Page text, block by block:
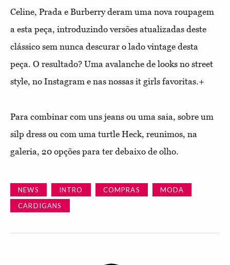
Celine, Prada e Burberry deram uma nova roupagem
a esta peça, introduzindo versões atualizadas deste
clássico sem nunca descurar o lado vintage desta
peça. O resultado? Uma avalanche de looks no street
style, no Instagram e nas nossas it girls favoritas.+
Para combinar com uns jeans ou uma saia, sobre um
silp dress ou com uma turtle Heck, reunimos, na
galeria, 20 opções para ter debaixo de olho.
NEWS INTRO COMPRAS
MODA
CARDIGANS